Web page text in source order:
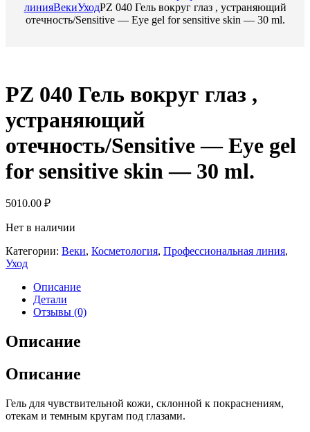
линияВекиУходPZ 040 Гель вокруг глаз , устраняющий
отечность/Sensitive — Eye gel for sensitive skin — 30 ml.
PZ 040 Гель вокруг глаз ,
устраняющий
отечность/Sensitive — Eye gel
for sensitive skin — 30 ml.
5010.00 ₽
Нет в наличии
Категории: Веки, Косметология, Профессиональная линия,
Уход
Описание
Детали
Отзывы (0)
Описание
Описание
Гель для чувствительной кожи, склонной к покраснениям,
отекам и темным кругам под глазами.